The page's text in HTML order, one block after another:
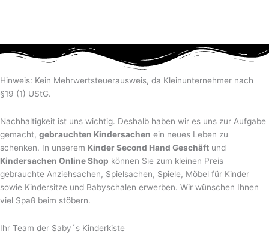
Hinweis: Kein Mehrwertsteuerausweis, da Kleinunternehmer nach
§19 (1) UStG.
Nachhaltigkeit ist uns wichtig. Deshalb haben wir es uns zur Aufgabe
gemacht, gebrauchten Kindersachen ein neues Leben zu
schenken. In unserem Kinder Second Hand Geschäft und
Kindersachen Online Shop können Sie zum kleinen Preis
gebrauchte Anziehsachen, Spiel­sachen, Spiele, Möbel für Kinder
sowie Kindersitze und Babyschalen erwerben. Wir wünschen Ihnen
viel Spaß beim stöbern.
Ihr Team der Saby´s Kinderkiste